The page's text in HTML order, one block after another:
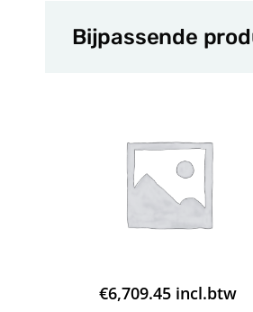
Bijpassende
€6,709.45 incl.btw